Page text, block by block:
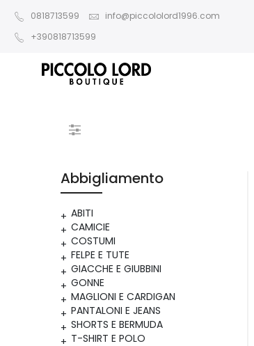
0818713599
info@piccololord1996.com
+390818713599
Abbigliamento
ABITI
CAMICIE
COSTUMI
FELPE E TUTE
GIACCHE E GIUBBINI
GONNE
MAGLIONI E CARDIGAN
PANTALONI E JEANS
SHORTS E BERMUDA
T-SHIRT E POLO